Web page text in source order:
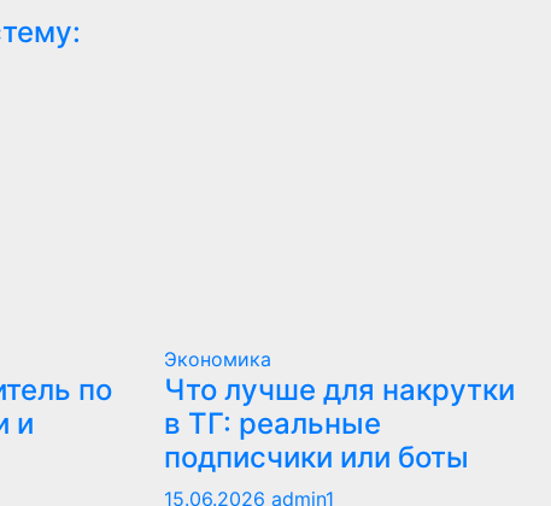
по
и
Экономика
Что лучше для накрутки
в ТГ: реальные
подписчики или боты
15.06.2026 admin1